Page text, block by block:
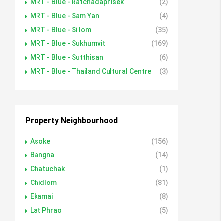
MRT - Blue - Ratchadaphisek
(2)
MRT - Blue - Sam Yan
(4)
MRT - Blue - Si lom
(35)
MRT - Blue - Sukhumvit
(169)
MRT - Blue - Sutthisan
(6)
MRT - Blue - Thailand Cultural Centre
(3)
Property Neighbourhood
Asoke
(156)
Bangna
(14)
Chatuchak
(1)
Chidlom
(81)
Ekamai
(8)
Lat Phrao
(5)